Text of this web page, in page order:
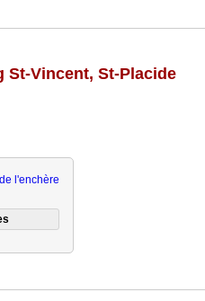
St-Vincent, St-Placide
l'enchère